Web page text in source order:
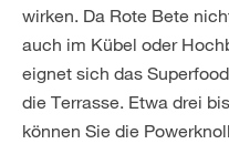
wirken. Da Rote Bete
auch im Kübel oder
eignet sich das
die Terrasse. Etwa drei
können Sie die